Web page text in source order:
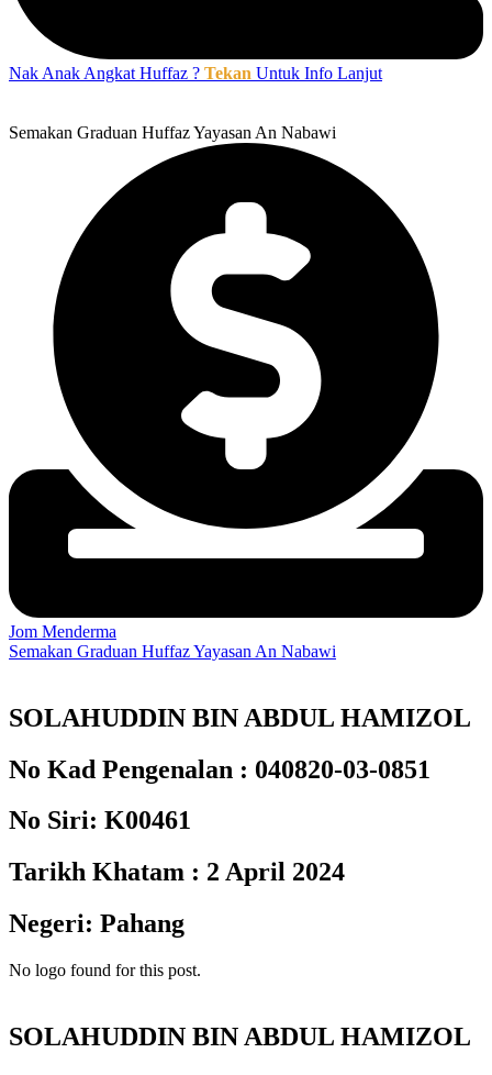
Nak Anak Angkat Huffaz ? Tekan Untuk Info Lanjut
Semakan Graduan Huffaz Yayasan An Nabawi
Jom Menderma
Semakan Graduan Huffaz Yayasan An Nabawi
SOLAHUDDIN BIN ABDUL HAMIZOL
No Kad Pengenalan : 040820-03-0851
No Siri: K00461
Tarikh Khatam : 2 April 2024
Negeri: Pahang
No logo found for this post.
SOLAHUDDIN BIN ABDUL HAMIZOL